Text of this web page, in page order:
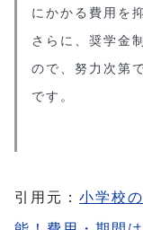
にかかる費用を
さらに、奨学金
ので、努力次第
です。
引用元： 小学校